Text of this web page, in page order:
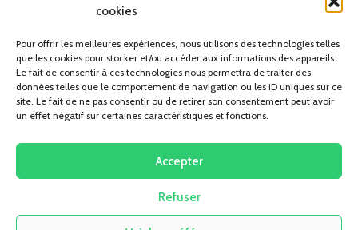
cookies
Pour offrir les meilleures expériences, nous utilisons des technologies telles
que les cookies pour stocker et/ou accéder aux informations des appareils.
Le fait de consentir à ces technologies nous permettra de traiter des
données telles que le comportement de navigation ou les ID uniques sur ce
site. Le fait de ne pas consentir ou de retirer son consentement peut avoir
un effet négatif sur certaines caractéristiques et fonctions.
Accepter
Refuser
ARTICLE PRÉCÉDENT
Pas d'articles pour le moment.